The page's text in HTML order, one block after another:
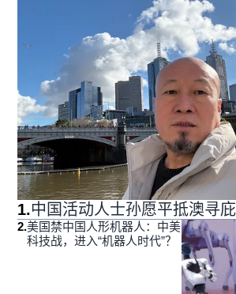
1.中国活动人士孙愿平抵澳寻
2.美国禁中国人形机器人：中美
科技战，进入“机器人时代”？